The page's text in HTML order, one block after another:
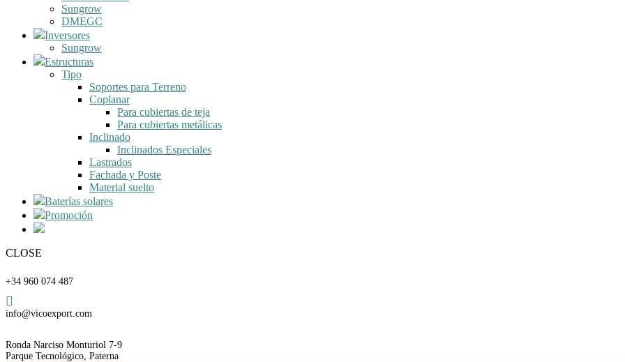
Sungrow
DMEGC
Inversores
Sungrow
Estructuras
Tipo
Soportes para Terreno
Coplanar
Para cubiertas de teja
Para cubiertas metálicas
Inclinado
Inclinados Especiales
Lastrados
Fachada y Poste
Material suelto
Baterías solares
Promoción
CLOSE
Teléfono
+34 960 074 487
Email
info@vicoexport.com
Dirección
Ronda Narciso Monturiol 7-9
Parque Tecnológico, Paterna